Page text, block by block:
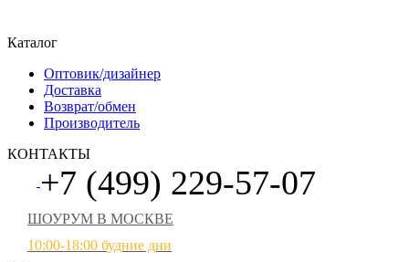
Каталог
Оптовик/дизайнер
Доставка
Возврат/обмен
Производитель
КОНТАКТЫ
+7 (499) 229-57-07
ШОУРУМ В МОСКВЕ
10:00-18:00 будние дни